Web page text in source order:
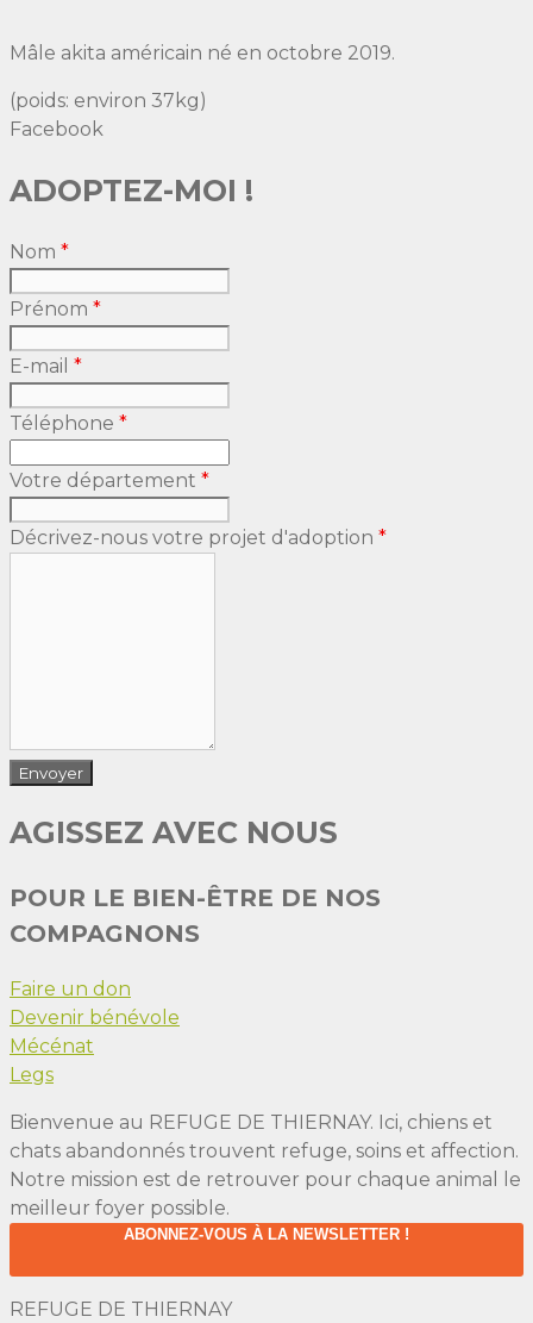
Mâle akita américain né en octobre 2019.
(poids: environ 37kg)
Facebook
ADOPTEZ-MOI !
Nom *
Prénom *
E-mail *
Téléphone *
Votre département *
Décrivez-nous votre projet d'adoption *
AGISSEZ AVEC NOUS
POUR LE BIEN-ÊTRE DE NOS
COMPAGNONS
Faire un don
Devenir bénévole
Mécénat
Legs
Bienvenue au REFUGE DE THIERNAY. Ici, chiens et
chats abandonnés trouvent refuge, soins et affection.
Notre mission est de retrouver pour chaque animal le
meilleur foyer possible.
ABONNEZ-VOUS À LA NEWSLETTER !
REFUGE DE THIERNAY